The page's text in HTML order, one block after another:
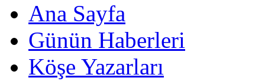
Ana Sayfa
Günün Haberleri
Köşe Yazarları